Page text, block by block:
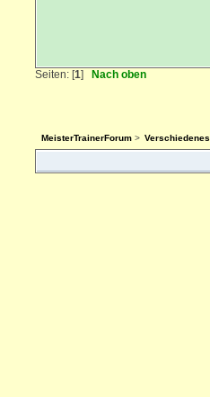
Seiten: [1]Nach oben
MeisterTrainerForum> Verschiedenes